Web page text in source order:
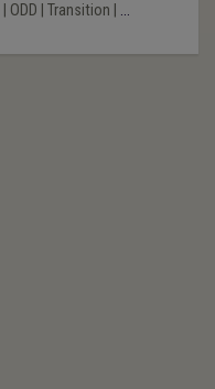
ODD Transition ...